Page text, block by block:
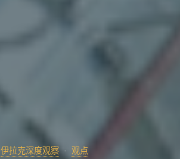
伊拉克深度观察 观点